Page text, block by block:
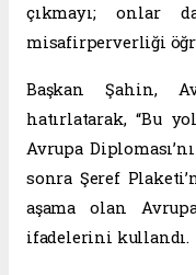
çıkmayı; onlar
misafirperverliği
Başkan Şahin,
hatırlatarak, “Bu
Avrupa
sonra Şeref
aşama olan
ifadelerini kullandı.